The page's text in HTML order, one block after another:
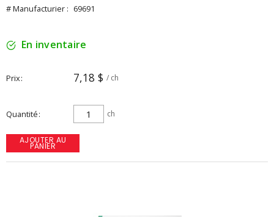
# Manufacturier : 69691
En inventaire
Prix 7,18 $ / ch
Quantité ch
AJOUTER AU
PANIER